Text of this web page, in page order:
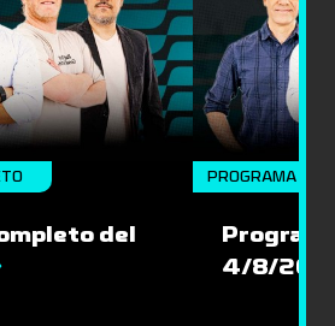
del
PROGRAMA
4/8/